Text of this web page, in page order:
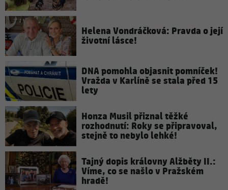
Helena Vondráčková: Pravda o její
životní lásce!
DNA pomohla objasnit pomníček!
Vražda v Karlíně se stala před 15
lety
Honza Musil přiznal těžké
rozhodnutí: Roky se připravoval,
stejně to nebylo lehké!
Tajný dopis královny Alžběty II.:
Víme, co se našlo v Pražském
hradě!